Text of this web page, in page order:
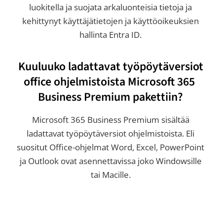
luokitella ja suojata arkaluonteisia tietoja ja
kehittynyt käyttäjätietojen ja käyttöoikeuksien
hallinta Entra ID.
Kuuluuko ladattavat työpöytäversiot
office ohjelmistoista Microsoft 365
Business Premium pakettiin?
Microsoft 365 Business Premium sisältää
ladattavat työpöytäversiot ohjelmistoista. Eli
suositut Office-ohjelmat Word, Excel, PowerPoint
ja Outlook ovat asennettavissa joko Windowsille
tai Macille.